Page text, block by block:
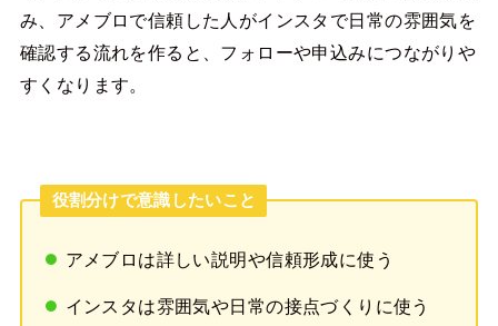
み、アメブロで信頼した人がインスタで日常の雰囲気を
確認する流れを作ると、フォローや申込みにつながりや
すくなります。
役割分けで意識したいこと
アメブロは詳しい説明や信頼形成に使う
インスタは雰囲気や日常の接点づくりに使う